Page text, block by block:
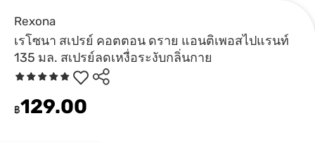
Rexona
เรโซนา สเปรย์ คอตตอน ดราย แอนติเพอสไปแรนท์
135 มล. สเปรย์ลดเหงื่อระงับกลิ่นกาย
฿129.00